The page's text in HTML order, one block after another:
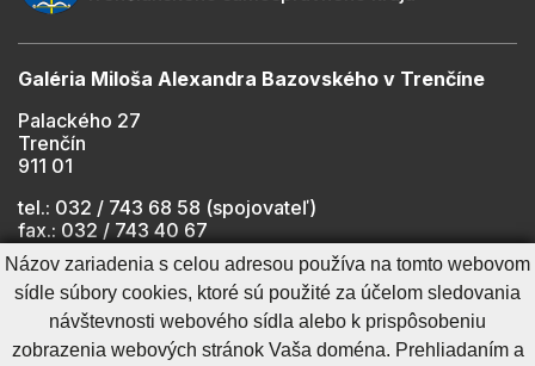
Galéria Miloša Alexandra Bazovského v Trenčíne
Palackého 27
Trenčín
911 01
tel.: 032 / 743 68 58 (spojovateľ)
fax.: 032 / 743 40 67
e-mail:
info@gmab.sk
Cookies nastavenie
Ochrana osobných údajov
Cookies - viac informácií
Vyhlásenie o prístupnosti
Názov zariadenia s celou adresou používa na tomto webovom
sídle súbory cookies, ktoré sú použité za účelom sledovania
návštevnosti webového sídla alebo k prispôsobeniu
zobrazenia webových stránok Vaša doména. Prehliadaním a